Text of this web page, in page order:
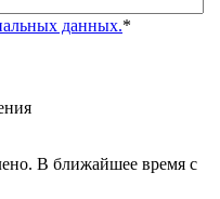
данных.*
В ближайшее время с